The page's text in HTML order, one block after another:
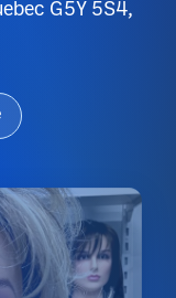
G5Y 5S4,